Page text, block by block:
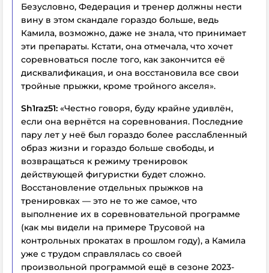
Безусловно, Федерация и тренер должны нести
вину в этом скандале гораздо больше, ведь
Камила, возможно, даже не знала, что принимает
эти препараты. Кстати, она отмечала, что хочет
соревноваться после того, как закончится её
дисквалификация, и она восстановила все свои
тройные прыжки, кроме тройного акселя».
Sh1raz51: «Честно говоря, буду крайне удивлён,
если она вернётся на соревнования. Последние
пару лет у неё был гораздо более расслабленный
образ жизни и гораздо больше свободы, и
возвращаться к режиму тренировок
действующей фигуристки будет сложно.
Восстановление отдельных прыжков на
тренировках — это не то же самое, что
выполнение их в соревновательной программе
(как мы видели на примере Трусовой на
контрольных прокатах в прошлом году), а Камила
уже с трудом справлялась со своей
произвольной программой ещё в сезоне 2023-